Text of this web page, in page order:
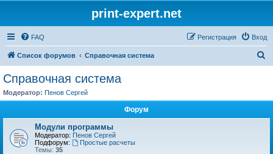
print-expert.net
FAQ Вход
Регистрация
Список форумов Справочная система
Справочная система
Модератор: Пенов Сергей
Форум
Модули программы
Модератор: Пенов Сергей
Подфорум:
Простые расчеты
Темы: 35